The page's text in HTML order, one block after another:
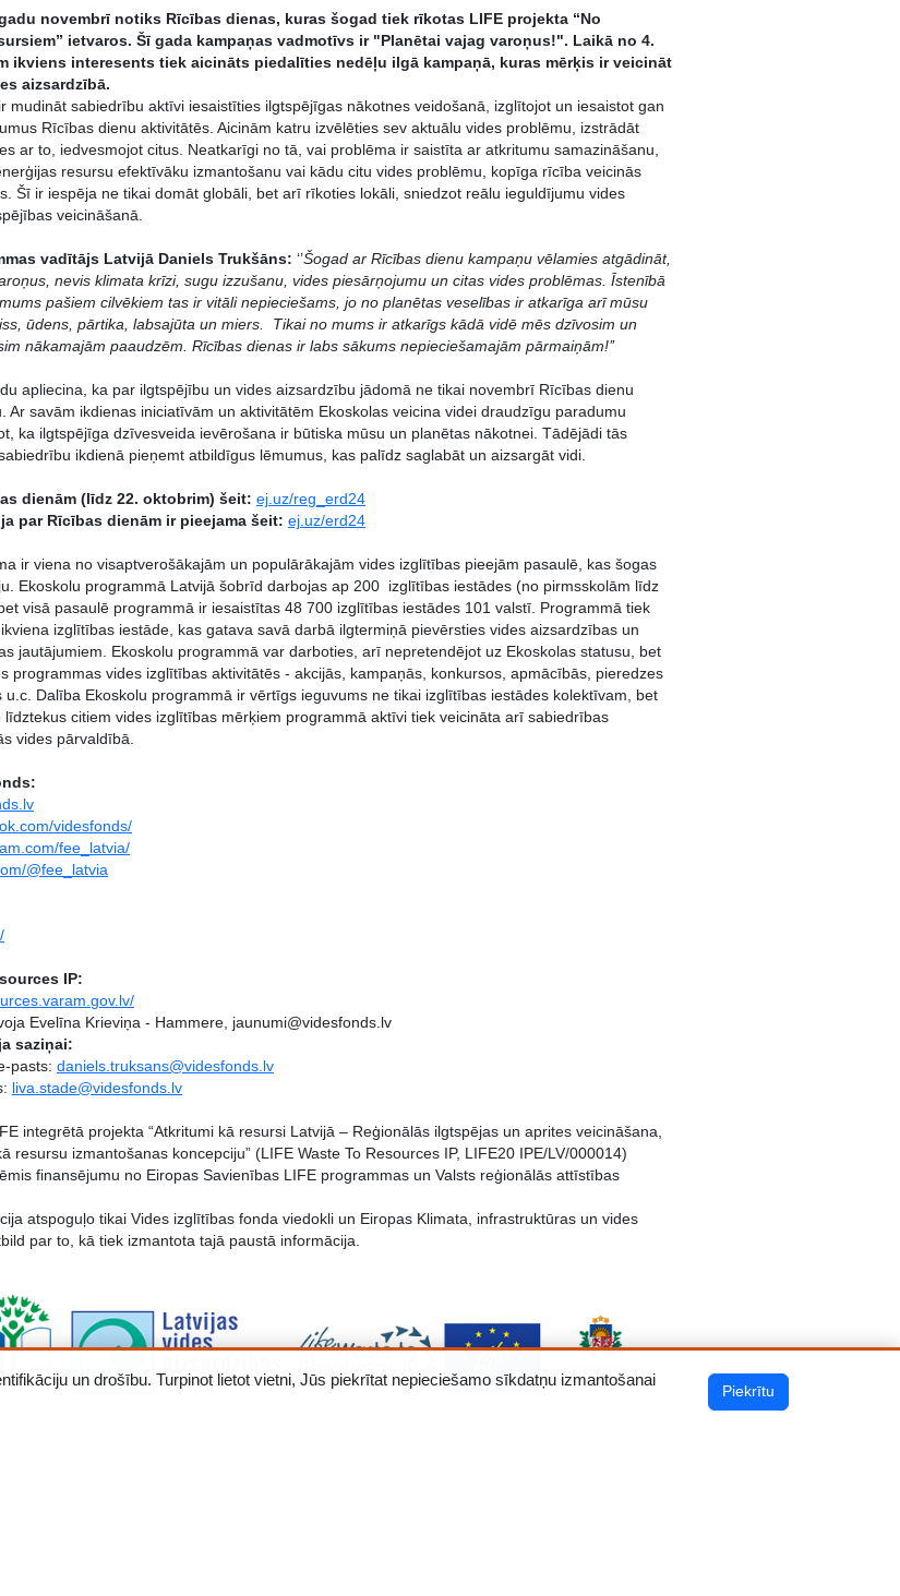
novembrī notiks Rīcības dienas, kuras šogad tiek rīkotas LIFE projekta “No
ietvaros. Šī gada kampaņas vadmotīvs ir "Planētai vajag varoņus!". Laikā no 4.
ikviens interesents tiek aicināts piedalīties nedēļu ilgā kampaņā, kuras mērķis ir veicināt
aizsardzībā.
mudināt sabiedrību aktīvi iesaistīties ilgtspējīgas nākotnes veidošanā, izglītojot un iesaistot gan
Rīcības dienu aktivitātēs. Aicinām katru izvēlēties sev aktuālu vides problēmu, izstrādāt
ar to, iedvesmojot citus. Neatkarīgi no tā, vai problēma ir saistīta ar atkritumu samazināšanu,
resursu efektīvāku izmantošanu vai kādu citu vides problēmu, kopīga rīcība veicinās
Šī ir iespēja ne tikai domāt globāli, bet arī rīkoties lokāli, sniedzot reālu ieguldījumu vides
veicināšanā.
vadītājs Latvijā Daniels Trukšāns: ‘’Šogad ar Rīcības dienu kampaņu vēlamies atgādināt,
nevis klimata krīzi, sugu izzušanu, vides piesārņojumu un citas vides problēmas. Īstenībā
pašiem cilvēkiem tas ir vitāli nepieciešams, jo no planētas veselības ir atkarīga arī mūsu
ūdens, pārtika, labsajūta un miers. Tikai no mums ir atkarīgs kādā vidē mēs dzīvosim un
nākamajām paaudzēm. Rīcības dienas ir labs sākums nepieciešamajām pārmaiņām!’’
apliecina, ka par ilgtspējību un vides aizsardzību jādomā ne tikai novembrī Rīcības dienu
Ar savām ikdienas iniciatīvām un aktivitātēm Ekoskolas veicina videi draudzīgu paradumu
ka ilgtspējīga dzīvesveida ievērošana ir būtiska mūsu un planētas nākotnei. Tādējādi tās
ikdienā pieņemt atbildīgus lēmumus, kas palīdz saglabāt un aizsargāt vidi.
dienām (līdz 22. oktobrim) šeit: ej.uz/reg_erd24
par Rīcības dienām ir pieejama šeit: ej.uz/erd24
ir viena no visaptverošākajām un populārākajām vides izglītības pieejām pasaulē, kas šogas
Ekoskolu programmā Latvijā šobrīd darbojas ap 200 izglītības iestādes (no pirmsskolām līdz
visā pasaulē programmā ir iesaistītas 48 700 izglītības iestādes 101 valstī. Programmā tiek
izglītības iestāde, kas gatava savā darbā ilgtermiņā pievērsties vides aizsardzības un
jautājumiem. Ekoskolu programmā var darboties, arī nepretendējot uz Ekoskolas statusu, bet
programmas vides izglītības aktivitātēs - akcijās, kampaņās, konkursos, apmācībās, pieredzes
u.c. Dalība Ekoskolu programmā ir vērtīgs ieguvums ne tikai izglītības iestādes kolektīvam, bet
citiem vides izglītības mērķiem programmā aktīvi tiek veicināta arī sabiedrības
vides pārvaldībā.
videsfonds/
fee_latvia/
@fee_latvia
IP:
Evelīna Krieviņa - Hammere, jaunumi@videsfonds.lv
saziņai:
pasts: daniels.truksans@videsfonds.lv
liva.stade@videsfonds.lv
integrētā projekta “Atkritumi kā resursi Latvijā – Reģionālās ilgtspējas un aprites veicināšana,
resursu izmantošanas koncepciju” (LIFE Waste To Resources IP, LIFE20 IPE/LV/000014)
finansējumu no Eiropas Savienības LIFE programmas un Valsts reģionālās attīstības
atspoguļo tikai Vides izglītības fonda viedokli un Eiropas Klimata, infrastruktūras un vides
par to, kā tiek izmantota tajā paustā informācija.
un drošību. Turpinot lietot vietni, Jūs piekrītat nepieciešamo sīkdatņu izmantošanai
Piekrītu